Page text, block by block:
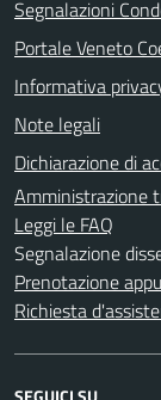
Segnalazioni
Portale Veneto
Informativa
Note legali
Dichiarazione di
Amministrazione
Leggi le FAQ
Segnalazione
Prenotazione
Richiesta